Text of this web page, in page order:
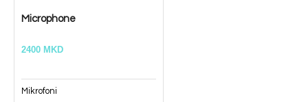
Microphone
2400 MKD
Mikrofoni